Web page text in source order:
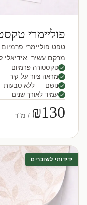
פוליימרי
טפט פוליימרי
מרקם עשיר. אידיאלי
טקסטורה פרמיום
מראה ציור על קיר
נושם — ללא טבעות
עמיד לאורך שנים
₪130 / מ"ר
ידידותי לשוכרים